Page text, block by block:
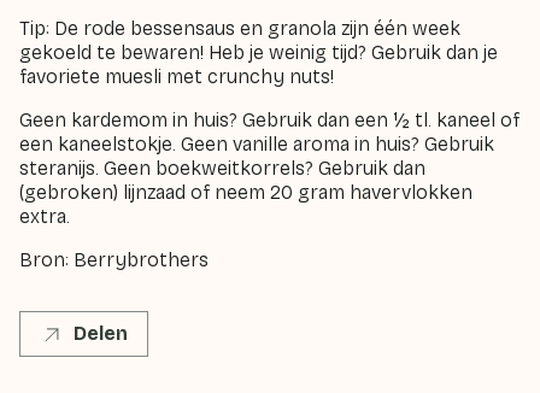
Tip: De rode bessensaus en granola zijn één week
gekoeld te bewaren! Heb je weinig tijd? Gebruik dan je
favoriete muesli met crunchy nuts!
Geen kardemom in huis? Gebruik dan een ½ tl. kaneel of
een kaneelstokje. Geen vanille aroma in huis? Gebruik
steranijs. Geen boekweitkorrels? Gebruik dan
(gebroken) lijnzaad of neem 20 gram havervlokken
extra.
Bron: Berrybrothers
Delen